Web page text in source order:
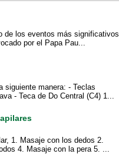
de los eventos más significativos
por el Papa Pau...
siguiente manera: - Teclas
- Teca de Do Central (C4) 1...
1. Masaje con los dedos 2.
4. Masaje con la pera 5. ...